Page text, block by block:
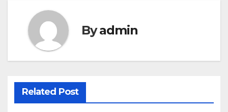
Byadmin
Related Post